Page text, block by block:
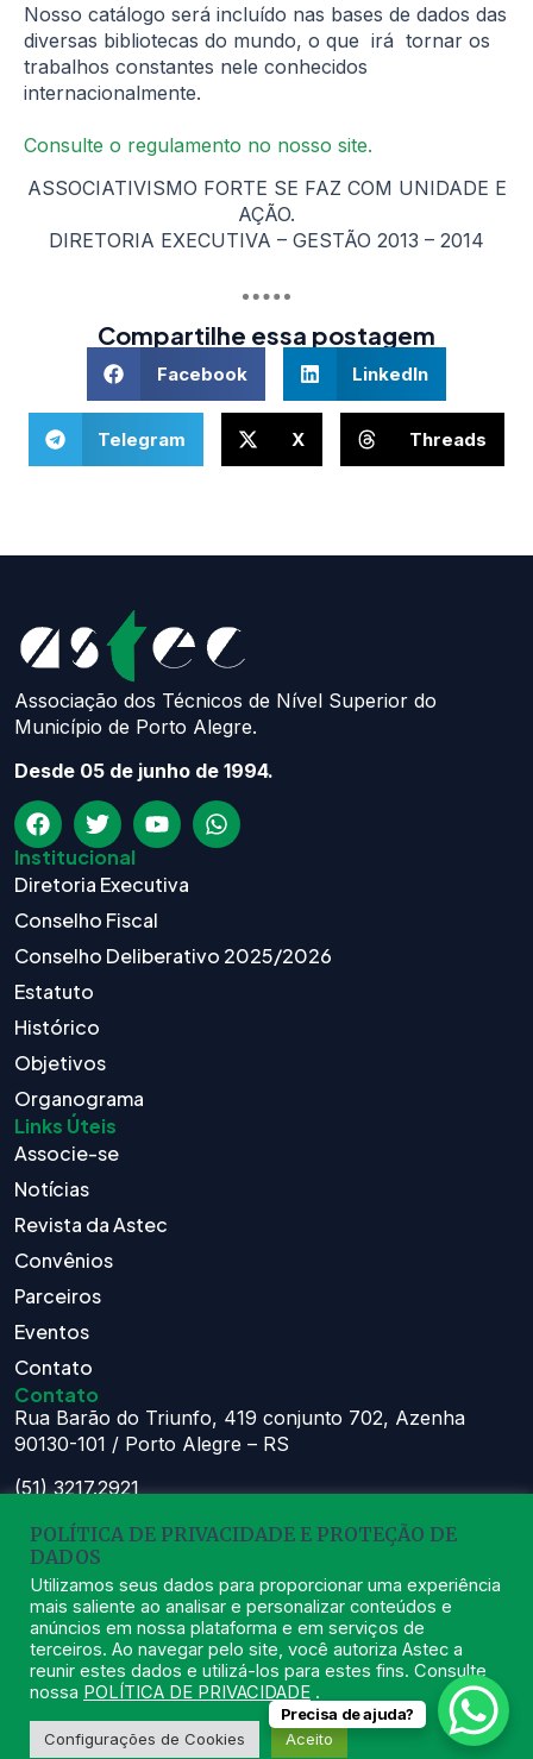
Nosso catálogo será incluído nas bases de dados das
diversas bibliotecas do mundo, o que irá tornar os
trabalhos constantes nele conhecidos
internacionalmente.
Consulte o regulamento no nosso site.
ASSOCIATIVISMO FORTE SE FAZ COM UNIDADE E
AÇÃO.
DIRETORIA EXECUTIVA – GESTÃO 2013 – 2014
Compartilhe essa postagem
Facebook LinkedIn
Telegram X Threads
Associação dos Técnicos de Nível Superior do
Município de Porto Alegre.
Desde 05 de junho de 1994.
Institucional
Diretoria Executiva
Conselho Fiscal
Conselho Deliberativo 2025/2026
Estatuto
Histórico
Objetivos
Organograma
Links Úteis
Associe-se
Notícias
Revista da Astec
Convênios
Parceiros
Eventos
Contato
Contato
Rua Barão do Triunfo, 419 conjunto 702, Azenha
90130-101 / Porto Alegre – RS
(51) 3217.2921
Atendimento:
Seg à Sex das 8h – 11:30h e 13h – 16:30h
astec@astecpmpa.com.br
2026 ASTEC. Todos os Direitos Reservados.
Desenvolvido por Nexx
POLÍTICA DE PRIVACIDADE E PROTEÇÃO DE
DADOS
Utilizamos seus dados para proporcionar uma experiência
mais saliente ao analisar e personalizar conteúdos e
anúncios em nossa plataforma e em serviços de
terceiros. Ao navegar pelo site, você autoriza Astec a
reunir estes dados e utilizá-los para estes fins. Consulte
nossa POLÍTICA DE PRIVACIDADE .
Configurações de Cookies Aceito
Precisa de ajuda?